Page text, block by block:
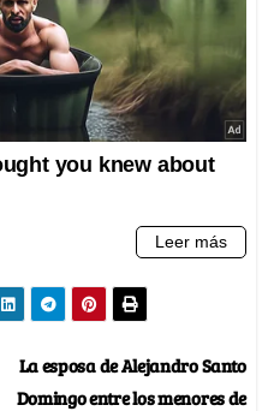
La esposa de Alejandro Santo
Domingo entre los menores de